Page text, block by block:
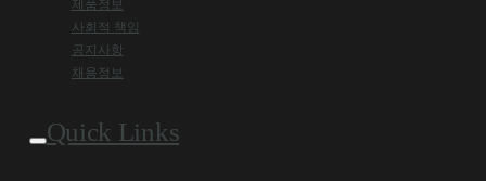
제품정보
사회적 책임
공지사항
채용정보
Quick Links